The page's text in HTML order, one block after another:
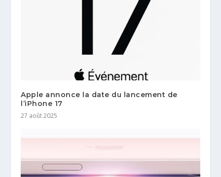
Apple annonce la date du lancement de
l’iPhone 17
27 août 2025